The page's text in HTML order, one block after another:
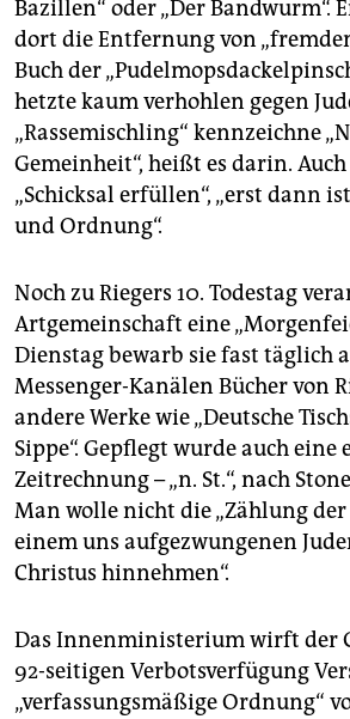
Bazillen“ oder „Der Bandwurm“.
dort die Entfernung von
Buch der
hetzte kaum verhohlen gegen
„Rassemischling“ kennzeichne
Gemeinheit“, heißt es darin.
„Schicksal erfüllen“, „erst dann
und Ordnung“.
Noch zu Riegers 10. Todestag
Artgemeinschaft eine
Dienstag bewarb sie fast täglich
Messenger-Kanälen Bücher von
andere Werke wie „Deutsche
Sippe“. Gepflegt wurde auch eine
Zeitrechnung – „n. St.“, nach
Man wolle nicht die „Zählung der
einem uns aufgezwungenen
Christus hinnehmen“.
Das Innenministerium wirft der
92-seitigen Verbotsverfügung
„verfassungsmäßige Ordnung“